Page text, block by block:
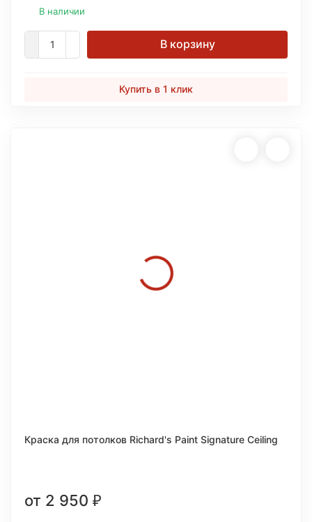
В наличии
В корзину
Купить в 1 клик
Краска для потолков Richard's Paint Signature Ceiling
от 2 950 ₽